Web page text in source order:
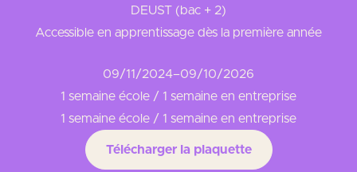
DEUST (bac + 2)
Accessible en apprentissage dès la première année
09/11/2024–09/10/2026
1 semaine école / 1 semaine en entreprise
1 semaine école / 1 semaine en entreprise
Télécharger la plaquette